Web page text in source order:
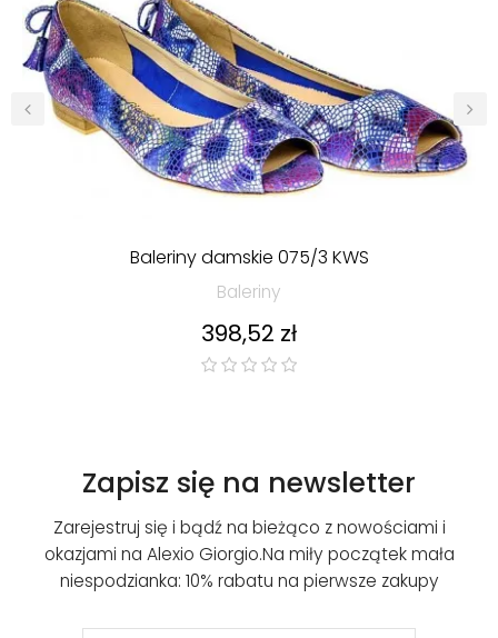
Baleriny damskie 075/3 KWS
Baleriny
Cena
398,52 zł
Zapisz się na newsletter
Zarejestruj się i bądź na bieżąco z nowościami i
okazjami na Alexio Giorgio.Na miły początek mała
niespodzianka: 10% rabatu na pierwsze zakupy